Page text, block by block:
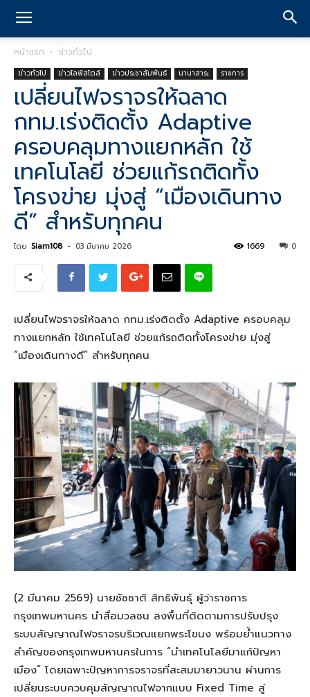
หน้าแรก ข่าวทั่วไป
ข่าวทั่วไป ข่าวไลฟ์สไตล์ ข่าวประชาสัมพันธ์ นานาสาระ ราชการ
เปลี่ยนไฟจราจรให้ฉลาด
กทม.เร่งติดตั้ง Adaptive
ครอบคลุมทางแยกหลัก ใช้
เทคโนโลยี ช่วยแก้รถติดทั้ง
โครงข่าย มุ่งสู่ “เมืองเดินทาง
ดี” สำหรับทุกคน
โดย Siam108 - 03 มีนาคม 2026 0
1669
เปลี่ยนไฟจราจรให้ฉลาด กทม.เร่งติดตั้ง Adaptive ครอบคลุม
ทางแยกหลัก ใช้เทคโนโลยี ช่วยแก้รถติดทั้งโครงข่าย มุ่งสู่
“เมืองเดินทางดี” สำหรับทุกคน
(2 มีนาคม 2569) นายชัชชาติ สิทธิพันธุ์ ผู้ว่าราชการ
กรุงเทพมหานคร นำสื่อมวลชน ลงพื้นที่ติดตามการปรับปรุง
ระบบสัญญาณไฟจราจรบริเวณแยกพระโขนง พร้อมย้ำแนวทาง
สำคัญของกรุงเทพมหานครในการ “นำเทคโนโลยีมาแก้ปัญหา
เมือง” โดยเฉพาะปัญหาการจราจรที่สะสมมายาวนาน ผ่านการ
เปลี่ยนระบบควบคุมสัญญาณไฟจากแบบ Fixed Time สู่